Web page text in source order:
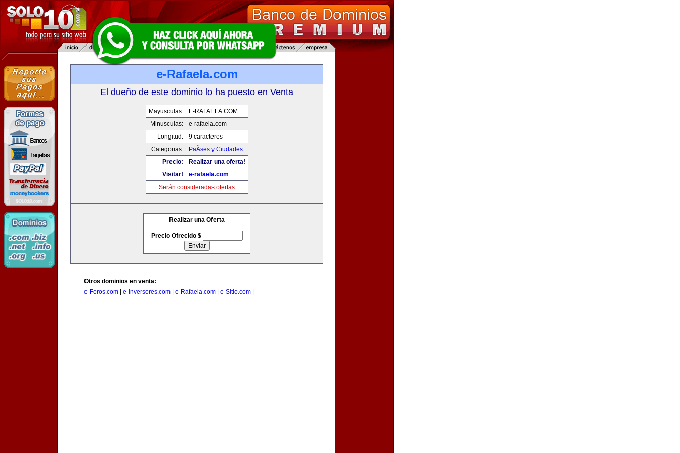
e-Rafaela.com
El dueño de este dominio lo ha puesto en Venta
Mayusculas:
E-RAFAELA.COM
Minusculas:
e-rafaela.com
Longitud:
9 caracteres
Categorias:
PaÃ­ses y Ciudades
Precio:
Realizar una oferta!
Visitar!
e-rafaela.com
Serán consideradas ofertas
Realizar una Oferta
Precio Ofrecido $
Otros dominios en venta:
e-Foros.com
e-Inversores.com e-Rafaela.com e-Sitio.com